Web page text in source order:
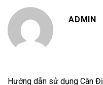
ADMIN
Hướng dẫn sử dụng Cân